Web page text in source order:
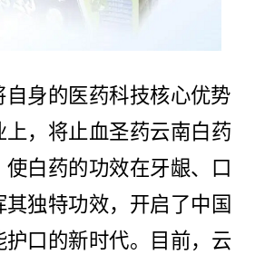
自身的医药科技核心优势
上，将止血圣药云南白药
使白药的功效在牙龈、口
独特功效，开启了中国
护口的新时代。目前，云